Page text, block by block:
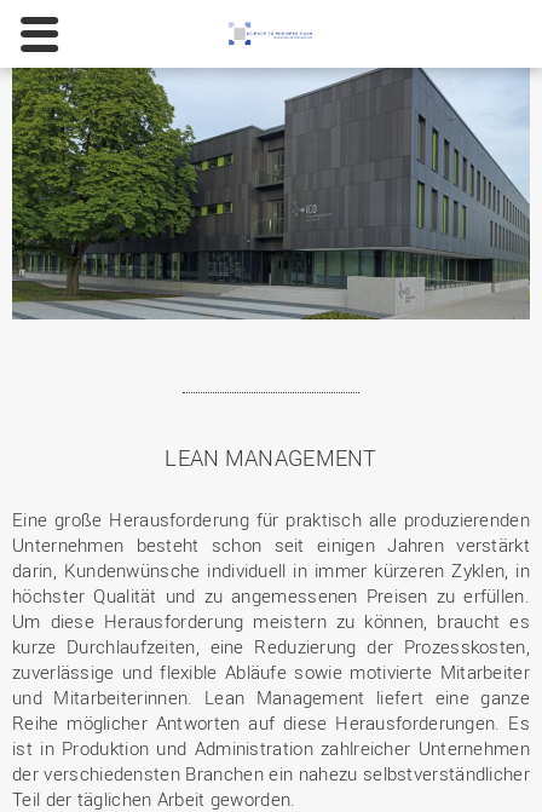
LEAN MANAGEMENT
Eine große Herausforderung für praktisch alle produzierenden
Unternehmen besteht schon seit einigen Jahren verstärkt
darin, Kundenwünsche individuell in immer kürzeren Zyklen, in
höchster Qualität und zu angemessenen Preisen zu erfüllen.
Um diese Herausforderung meistern zu können, braucht es
kurze Durchlaufzeiten, eine Reduzierung der Prozesskosten,
zuverlässige und flexible Abläufe sowie motivierte Mitarbeiter
und Mitarbeiterinnen. Lean Management liefert eine ganze
Reihe möglicher Antworten auf diese Herausforderungen. Es
ist in Produktion und Administration zahlreicher Unternehmen
der verschiedensten Branchen ein nahezu selbstverständlicher
Teil der täglichen Arbeit geworden.